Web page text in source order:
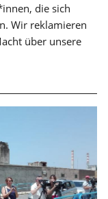
die sich
Wir reklamieren
über unsere